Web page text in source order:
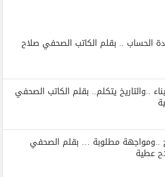
الحساب .. بقلم الكاتب الصحفي صلاح
رسائل‭ ‬سيناء‭.. ‬والتاريخ‭ ‬يتكلم.. بقلم الكاتب الصحفي
..ومواجهة مطلوبة … بقلم الصحفي
عطية